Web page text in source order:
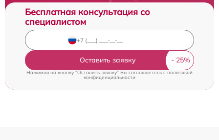
Бесплатная консультация со
специалистом
Оставить заявку
Нажимая на кнопку "Оставить заявку" Вы соглашаетесь cполитикой
конфиденциальности